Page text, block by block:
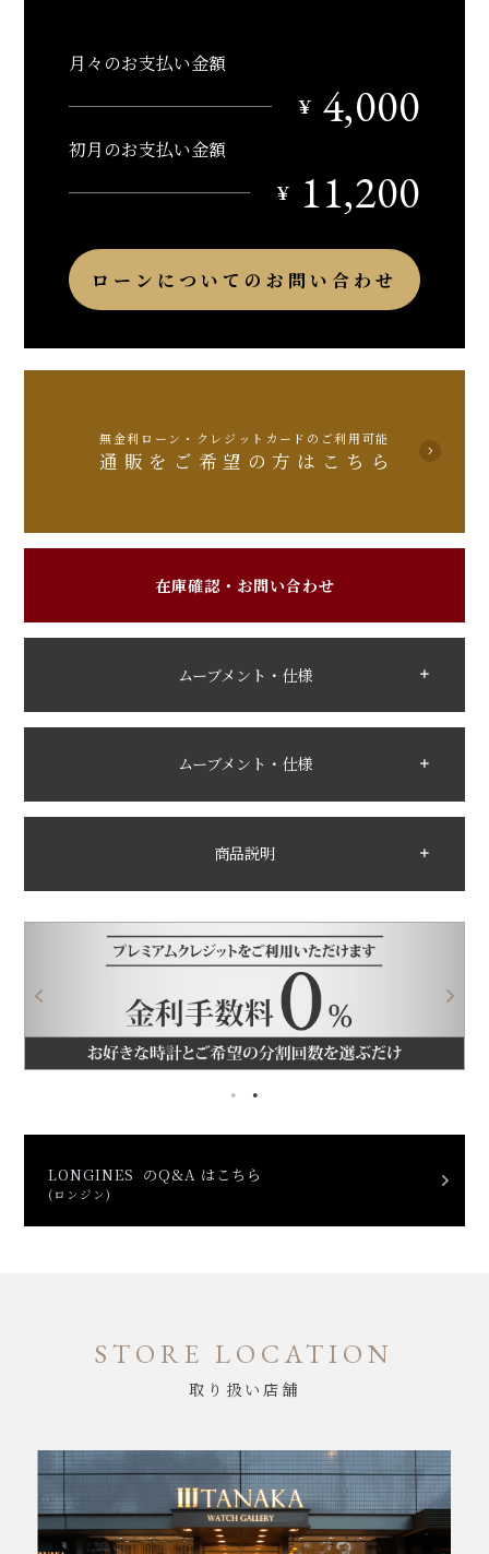
月々のお支払い金額
￥ 4,000
初月のお支払い金額
￥
11,200
ローンについてのお問い合わせ
無金利ローン・クレジットカードのご利用可能
通販をご希望の方はこちら
在庫確認・お問い合わせ
ムーブメント・仕様
ムーブメント・仕様
商品説明
LONGINES のQ&A はこちら
(ロンジン)
STORE LOCATION
取り扱い店舗